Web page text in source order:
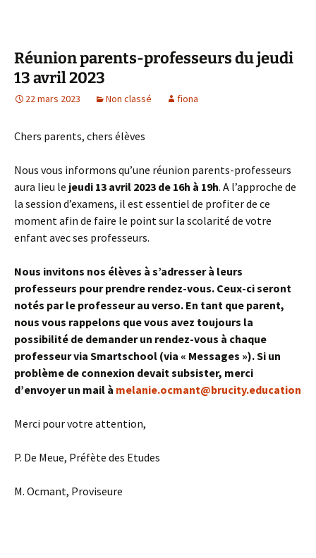
Réunion parents-professeurs du jeudi
13 avril 2023
22 mars 2023 Non classé fiona
Chers parents, chers élèves
Nous vous informons qu’une réunion parents-professeurs
aura lieu le jeudi 13 avril 2023 de 16h à 19h. A l’approche de
la session d’examens, il est essentiel de profiter de ce
moment afin de faire le point sur la scolarité de votre
enfant avec ses professeurs.
Nous invitons nos élèves à s’adresser à leurs
professeurs pour prendre rendez-vous. Ceux-ci seront
notés par le professeur au verso. En tant que parent,
nous vous rappelons que vous avez toujours la
possibilité de demander un rendez-vous à chaque
professeur via Smartschool (via « Messages »). Si un
problème de connexion devait subsister, merci
d’envoyer un mail à melanie.ocmant@brucity.education
Merci pour votre attention,
P. De Meue, Préfète des Etudes
M. Ocmant, Proviseure